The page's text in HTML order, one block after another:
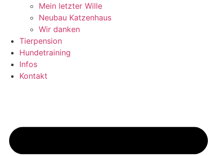
Mein letzter Wille
Neubau Katzenhaus
Wir danken
Tierpension
Hundetraining
Infos
Kontakt